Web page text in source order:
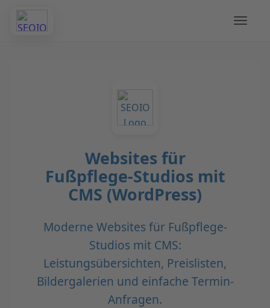
Websites für
Fußpflege-Studios mit
CMS (WordPress)
Moderne Websites für Fußpflege-
Studios mit CMS:
Leistungsübersichten, Preislisten,
Bildergalerien und einfache Termin-
Anfragen.